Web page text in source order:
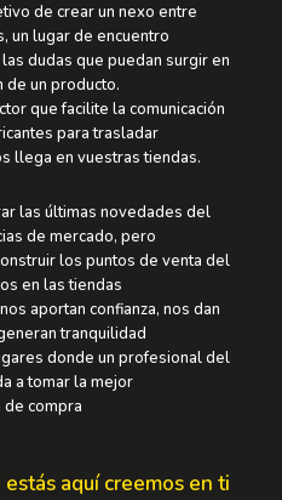
de crear un nexo entre
un lugar de encuentro
dudas que puedan surgir en
de un producto.
que facilite la comunicación
para trasladar
llega en vuestras tiendas.
las últimas novedades del
de mercado, pero
los puntos de venta del
en las tiendas
aportan confianza, nos dan
tranquilidad
donde un profesional del
a tomar la mejor
compra
aquí creemos en ti